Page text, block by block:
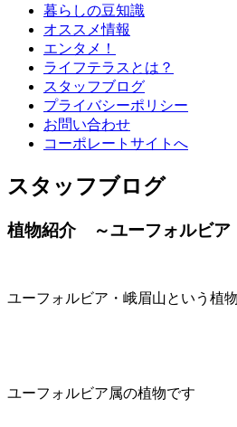
暮らしの豆知識
オススメ情報
エンタメ！
ライフテラスとは？
スタッフブログ
プライバシーポリシー
お問い合わせ
コーポレートサイトへ
スタッフブログ
植物紹介 ～ユーフォルビア
ユーフォルビア・峨眉山という植
ユーフォルビア属の植物です